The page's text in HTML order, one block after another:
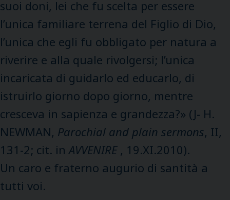
suoi doni, lei che fu scelta per essere
l’unica familiare terrena del Figlio di Dio,
l’unica che egli fu obbligato per natura a
riverire e alla quale rivolgersi; l’unica
incaricata di guidarlo ed educarlo, di
istruirlo giorno dopo giorno, mentre
cresceva in sapienza e grandezza?» (J- H.
NEWMAN, Parochial and plain sermons, II,
131-2; cit. inAVVENIRE , 19.XI.2010).
Un caro e fraterno augurio di santità a
tutti voi.